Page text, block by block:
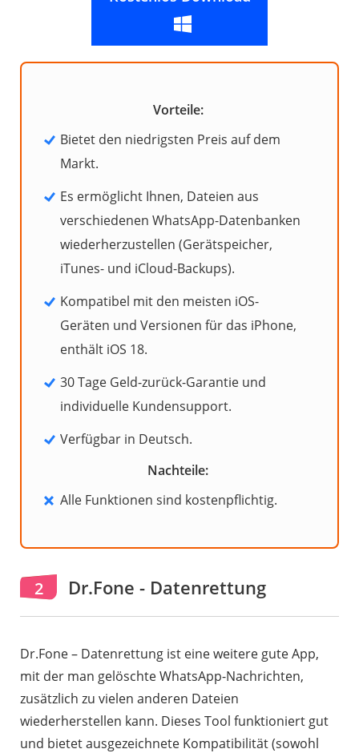
Vorteile:
Bietet den niedrigsten Preis auf dem
Markt.
Es ermöglicht Ihnen, Dateien aus
verschiedenen WhatsApp-Datenbanken
wiederherzustellen (Gerätspeicher,
iTunes- und iCloud-Backups).
Kompatibel mit den meisten iOS-
Geräten und Versionen für das iPhone,
enthält iOS 18.
30 Tage Geld-zurück-Garantie und
individuelle Kundensupport.
Verfügbar in Deutsch.
Nachteile:
Alle Funktionen sind kostenpflichtig.
2 Dr.Fone - Datenrettung
Dr.Fone – Datenrettung ist eine weitere gute App,
mit der man gelöschte WhatsApp-Nachrichten,
zusätzlich zu vielen anderen Dateien
wiederherstellen kann. Dieses Tool funktioniert gut
und bietet ausgezeichnete Kompatibilität (sowohl